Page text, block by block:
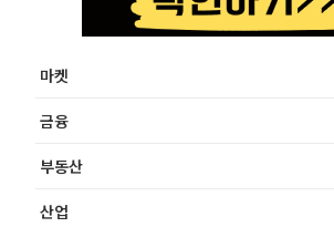
마켓
금융
부동산
산업